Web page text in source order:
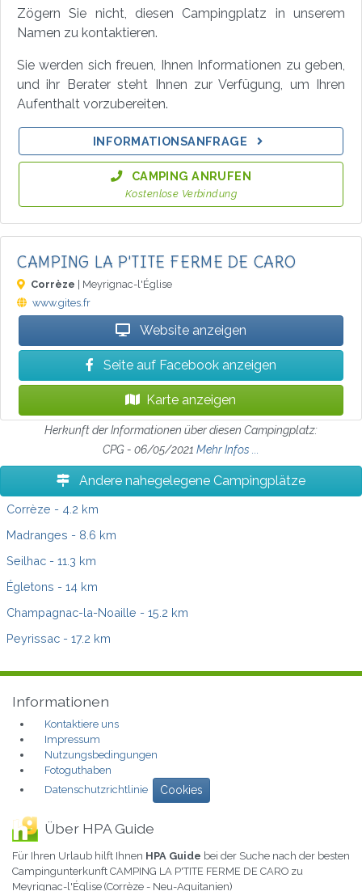
Zögern Sie nicht, diesen Campingplatz in unserem
Namen zu kontaktieren.
Sie werden sich freuen, Ihnen Informationen zu geben,
und ihr Berater steht Ihnen zur Verfügung, um Ihren
Aufenthalt vorzubereiten.
INFORMATIONSANFRAGE
CAMPING ANRUFEN
Kostenlose Verbindung
CAMPING LA P'TITE FERME DE CARO
Corrèze | Meyrignac-l'Église
www.gites.fr
Website anzeigen
Seite auf Facebook anzeigen
Karte anzeigen
Herkunft der Informationen über diesen Campingplatz:
CPG - 06/05/2021 Mehr Infos ...
Andere nahegelegene Campingplätze
Corrèze - 4.2 km
Madranges - 8.6 km
Seilhac - 11.3 km
Égletons - 14 km
Champagnac-la-Noaille - 15.2 km
Peyrissac - 17.2 km
Informationen
Kontaktiere uns
Impressum
Nutzungsbedingungen
Fotoguthaben
Datenschutzrichtlinie
Cookies
Über HPA Guide
Für Ihren Urlaub hilft Ihnen HPA Guide bei der Suche nach der besten
Campingunterkunft CAMPING LA P'TITE FERME DE CARO zu
Meyrignac-l'Église (Corrèze - Neu-Aquitanien)